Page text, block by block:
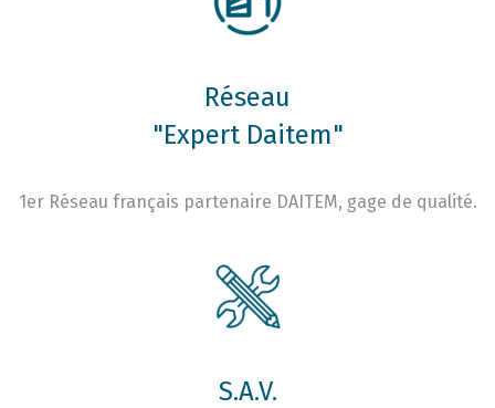
Réseau
"Expert Daitem"
1er Réseau français partenaire DAITEM, gage de qualité.
S.A.V.